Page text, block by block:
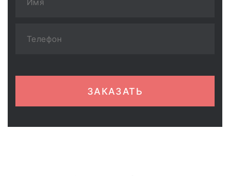
ЗАКАЗАТЬ